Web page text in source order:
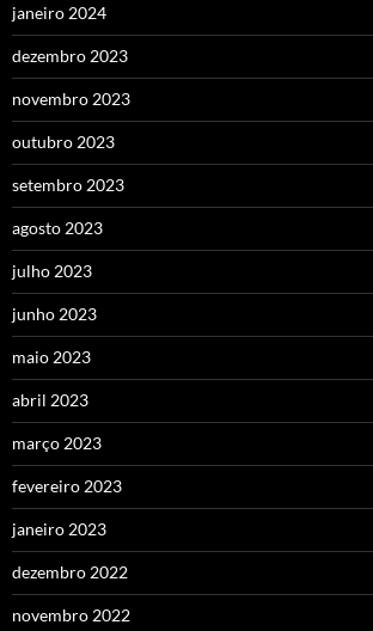
janeiro 2024
dezembro 2023
novembro 2023
outubro 2023
setembro 2023
agosto 2023
julho 2023
junho 2023
maio 2023
abril 2023
março 2023
fevereiro 2023
janeiro 2023
dezembro 2022
novembro 2022